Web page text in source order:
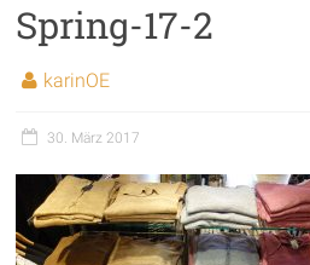
Spring-17-2
karinOE
30. März 2017